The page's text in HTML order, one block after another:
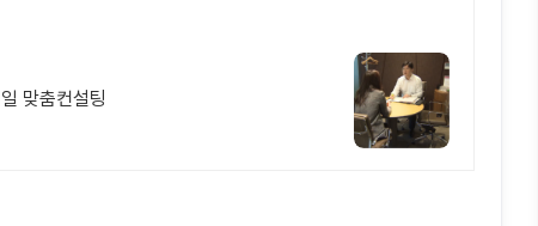
맞춤컨설팅